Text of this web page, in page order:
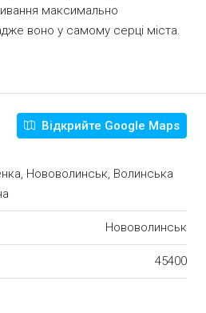
максимально
воно у самому серці міста.
Відкрийте Google Maps
Нововолинськ, Волинська
Нововолинськ
45400